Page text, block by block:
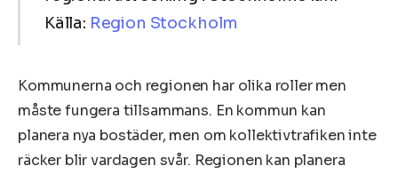
Källa: Region Stockholm
Kommunerna och regionen har olika roller men
måste fungera tillsammans. En kommun kan
planera nya bostäder, men om kollektivtrafiken inte
räcker blir vardagen svår. Regionen kan planera